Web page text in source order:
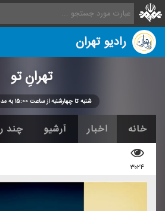
رادیو تهران
تهرانِ تو
شنبه تا چهارشنبه از ساعت ۱۵:۰۰ به مدت ۳۰ دقیقه
خانه اخبار آرشیو چند
۳۰۲۴